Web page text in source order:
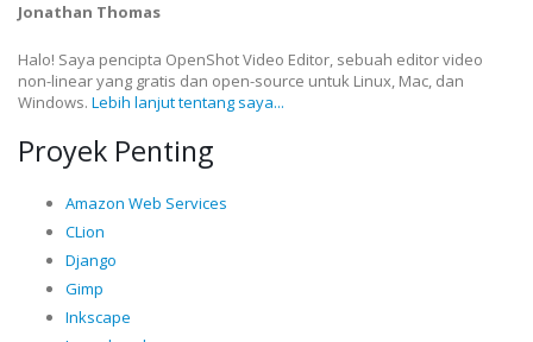
Jonathan Thomas
Halo! Saya pencipta OpenShot Video Editor, sebuah editor video
non-linear yang gratis dan open-source untuk Linux, Mac, dan
Windows. Lebih lanjut tentang saya...
Proyek Penting
Amazon Web Services
CLion
Django
Gimp
Inkscape